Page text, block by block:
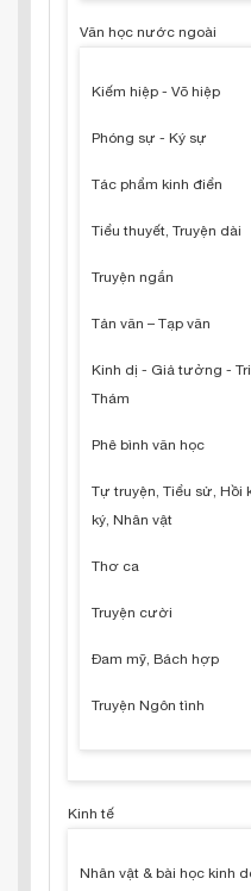
Văn học nước ngoài
Kiếm hiệp - Võ hiệp
Phóng sự - Ký sự
Tác phẩm kinh điển
Tiểu thuyết, Truyện dài
Truyện ngắn
Tản văn – Tạp văn
Kinh dị - Giả tưởng -
Thám
Phê bình văn học
Tự truyện, Tiểu sử, Hồi
ký, Nhân vật
Thơ ca
Truyện cười
Đam mỹ, Bách hợp
Truyện Ngôn tình
Kinh tế
Nhân vật & bài học kinh